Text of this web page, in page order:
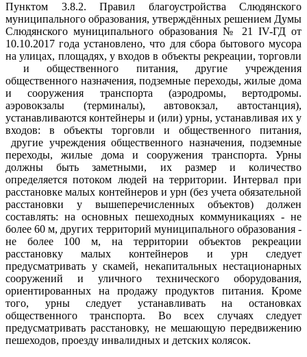
Пунктом 3.8.2. Правил благоустройства Слюдянского
муниципального образования, утверждённых решением Думы
Слюдянского муниципального образования № 21 IV-ГД от
10.10.2017 года установлено, что для сбора бытового мусора
на улицах, площадях, у входов в объекты рекреации, торговли
и общественного питания, другие учреждения
общественного назначения, подземные переходы, жилые дома
и сооружения транспорта (аэродромы, вертодромы.
аэровокзалы (терминалы), автовокзал, автостанция),
устанавливаются контейнеры и (или) урны, устанавливая их у
входов: в объекты торговли и общественного питания,
другие учреждения общественного назначения, подземные
переходы, жилые дома и сооружения транспорта. Урны
должны быть заметными, их размер и количество
определяется потоком людей на территории. Интервал при
расстановке малых контейнеров и урн (без учета обязательной
расстановки у вышеперечисленных объектов) должен
составлять: на основных пешеходных коммуникациях - не
более 60 м, других территорий муниципального образования -
не более 100 м, на территории объектов рекреации
расстановку малых контейнеров и урн следует
предусматривать у скамей, некапитальных нестационарных
сооружений и уличного технического оборудования,
ориентированных на продажу продуктов питания. Кроме
того, урны следует устанавливать на остановках
общественного транспорта. Во всех случаях следует
предусматривать расстановку, не мешающую передвижению
пешеходов, проезду инвалидных и детских колясок.